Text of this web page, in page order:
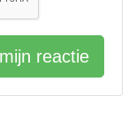
reactie